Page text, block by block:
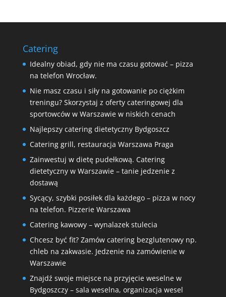
Catering
Idealny obiad, gdy nie ma czasu gotować – pizza
na telefon Wrocław.
Nie masz czasu i siły na gotowanie po ciężkim
treningu? Skorzystaj z oferty cateringowej dla
sportowców w Warszawie w niskich cenach
Najlepszy catering dietetyczny Bydgoszcz
Catering grill, restauracja Warszawa Praga
Zainwestuj w dietę pudełkową. Catering
dietetyczny w Warszawie – tanie jedzenie z
dostawą
Sycący, szybki posiłek dla każdego – pizza w nocy
na telefon. Pizzerie Warszawa
Catering kawowy – wynalazek stulecia
Chcesz być fit? Zamów catering bezglutenowy np.
chleb na zakwasie. Jedzenie na zamówienie w
Warszawie
Znajdź swoje miejsce na przyjęcie weselne w
Bydgoszczy – sala weselna, organizacja wesel